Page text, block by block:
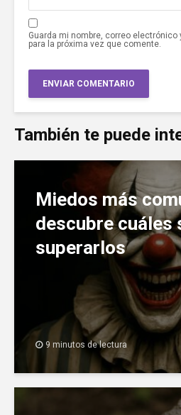
Guarda mi nombre, correo electrónico
para la próxima vez que comente.
También te puede
Miedos más
descubre cuáles
superarlos
9 minutos de lectura